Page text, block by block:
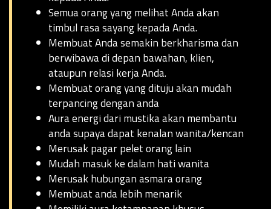
Semua orang yang melihat Anda akan
timbul rasa sayang kepada Anda.
Membuat Anda semakin berkharisma dan
berwibawa di depan bawahan, klien,
ataupun relasi kerja Anda.
Membuat orang yang dituju akan mudah
terpancing dengan anda
Aura energi dari mustika akan membantu
anda supaya dapat kenalan wanita/kencan
Merusak pagar pelet orang lain
Mudah masuk ke dalam hati wanita
Merusak hubungan asmara orang
Membuat anda lebih menarik